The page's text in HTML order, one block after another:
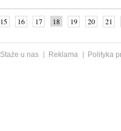
15 16 17 18 19 20
21
Staże u nas Reklama
Polityka